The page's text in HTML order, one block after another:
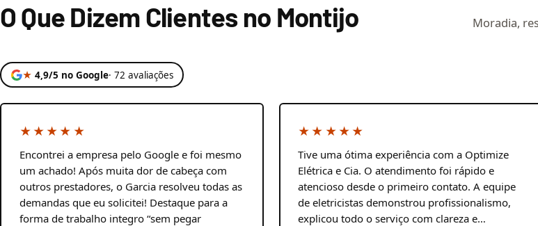
O Que Dizem Clientes no Montijo Moradia,
★ 4,9/5 no Google· 72 avaliações
★★★★★
Encontrei a empresa pelo Google e foi mesmo
um achado! Após muita dor de cabeça com
outros prestadores, o Garcia resolveu todas as
demandas que eu solicitei! Destaque para a
forma de trabalho integro “sem pegar
★★★★★
Tive uma ótima experiência com a Optimize
Elétrica e Cia. O atendimento foi rápido e
atencioso desde o primeiro contato. A equipe
de eletricistas demonstrou profissionalismo,
explicou todo o serviço com clareza e…